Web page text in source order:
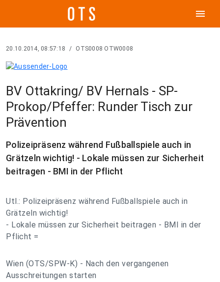
menu
20.10.2014, 08:57:18 / OTS0008 OTW0008
BV Ottakring/ BV Hernals - SP-
Prokop/Pfeffer: Runder Tisch zur
Prävention
Polizeipräsenz während Fußballspiele auch in
Grätzeln wichtig! - Lokale müssen zur Sicherheit
beitragen - BMI in der Pflicht
Utl.: Polizeipräsenz während Fußballspiele auch in
Grätzeln wichtig!
- Lokale müssen zur Sicherheit beitragen - BMI in der
Pflicht =
Wien (OTS/SPW-K) - Nach den vergangenen
Ausschreitungen starten